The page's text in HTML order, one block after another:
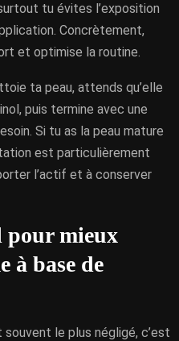
tu évites l’exposition
Concrètement,
et optimise la routine.
ta peau, attends qu’elle
puis termine avec une
Si tu as la peau mature
est particulièrement
l’actif et à conserver
pour mieux
à base de
le plus négligé, c’est